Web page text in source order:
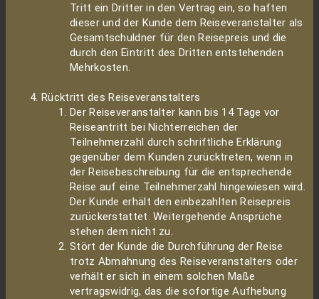
Tritt ein Dritter in den Vertrag ein, so haften
dieser und der Kunde dem Reiseveranstalter als
Gesamtschuldner für den Reisepreis und die
durch den Eintritt des Dritten entstehenden
Mehrkosten.
Rücktritt des Reiseveranstalters
Der Reiseveranstalter kann bis 14 Tage vor
Reiseantritt bei Nichterreichen der
Teilnehmerzahl durch schriftliche Erklärung
gegenüber dem Kunden zurücktreten, wenn in
der Reisebeschreibung für die entsprechende
Reise auf eine Teilnehmerzahl hingewiesen wird.
Der Kunde erhält den einbezahlten Reisepreis
zurückerstattet. Weitergehende Ansprüche
stehen dem nicht zu.
Stört der Kunde die Durchführung der Reise
trotz Abmahnung des Reiseveranstalters oder
verhält er sich in einem solchen Maße
vertragswidrig, das die sofortige Aufhebung